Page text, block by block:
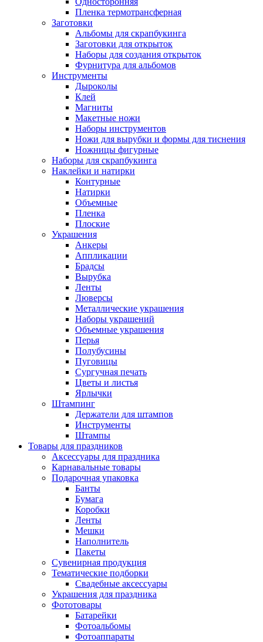
Пленка термотрансферная
Заготовки
Альбомы для скрапбукинга
Заготовки для открыток
Наборы для создания открыток
Фурнитура для альбомов
Инструменты
Дыроколы
Клей
Магниты
Макетные ножи
Наборы инструментов
Ножи для вырубки и формы для тиснения
Ножницы фигурные
Наборы для скрапбукинга
Наклейки и натирки
Контурные
Натирки
Объемные
Пленка
Плоские
Украшения
Анкеры
Аппликации
Брадсы
Вырубка
Ленты
Люверсы
Металлические украшения
Наборы украшений
Объемные украшения
Перья
Полубусины
Пуговицы
Сургучная печать
Цветы и листья
Ярлычки
Штампинг
Держатели для штампов
Инструменты
Штампы
Товары для праздников
Аксессуары для праздника
Карнавальные товары
Подарочная упаковка
Банты
Бумага
Коробки
Ленты
Мешки
Наполнитель
Пакеты
Сувенирная продукция
Тематические подборки
Свадебные аксессуары
Украшения для праздника
Фототовары
Батарейки
Фотоальбомы
Фотоаппараты